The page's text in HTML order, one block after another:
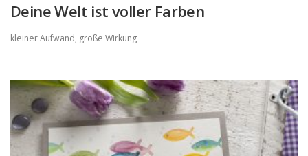
Deine Welt ist voller Farben
kleiner Aufwand, große Wirkung